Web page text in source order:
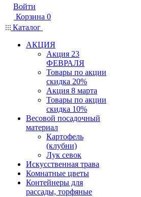
Войти
Корзина 0
Каталог
АКЦИЯ
Акция 23
ФЕВРАЛЯ
Товары по акции
скидка 20%
Акция 8 марта
Товары по акции
скидка 10%
Весовой посадочный
материал
Картофель
(клубни)
Лук севок
Искусственная трава
Комнатные цветы
Контейнеры для
рассады, торфяные